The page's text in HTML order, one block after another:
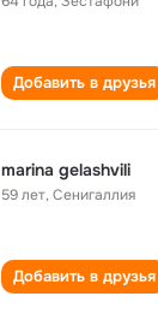
Добавить в друзья
marina gelashvili
59 лет,Сенигаллия
Добавить в друзья